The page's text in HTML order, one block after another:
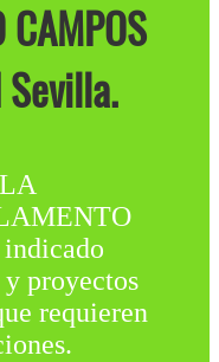
CAMPOS
Sevilla.
y proyectos
requieren